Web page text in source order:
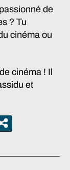
de
? Tu
cinéma ou
cinéma ! Il
et